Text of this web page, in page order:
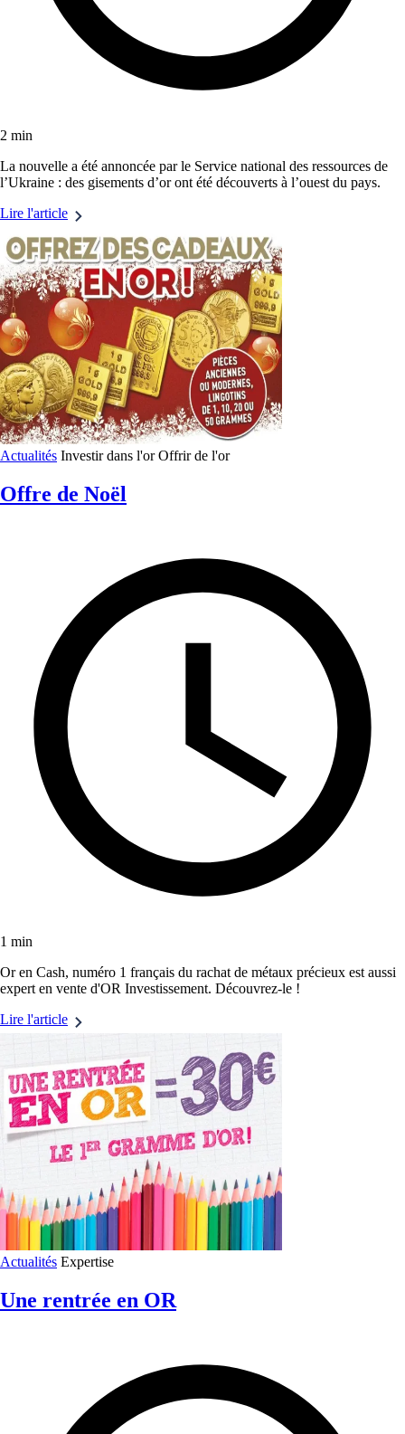
2 min
La nouvelle a été annoncée par le Service national des ressources de
l’Ukraine : des gisements d’or ont été découverts à l’ouest du pays.
Lire l'article
Actualités Investir dans l'or Offrir de l'or
Offre de Noël
1 min
Or en Cash, numéro 1 français du rachat de métaux précieux est aussi
expert en vente d'OR Investissement. Découvrez-le !
Lire l'article
Actualités Expertise
Une rentrée en OR